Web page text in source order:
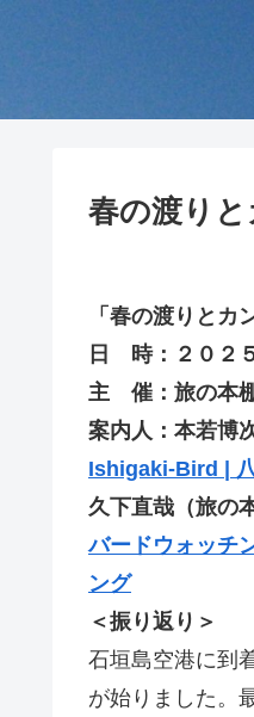
春の渡り
「春の渡りと
日 時：２０２
主 催：旅の本
案内人：本若博
Ishigaki-Bird |
久下直哉（旅の
バードウォッチ
ング
＜振り返り＞
石垣島空港に到
が始りました。